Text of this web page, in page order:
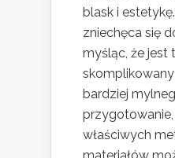
blask i
zniechęca się
myśląc, że jest
bardziej
właściwych